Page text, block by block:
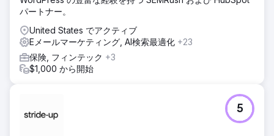
パートナー。
United States でアクティブ
Eメールマーケティング, AI検索最適化 +23
保険, フィンテック +3
$1,000 から開始
5